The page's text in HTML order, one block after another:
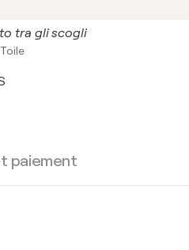
tra gli scogli
paiement